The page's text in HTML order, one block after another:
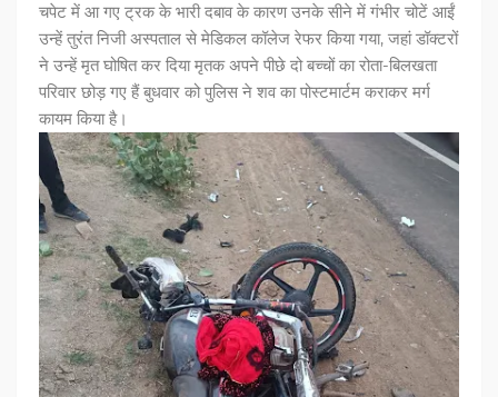
चपेट में आ गए ट्रक के भारी दबाव के कारण उनके सीने में गंभीर चोटें आईं
उन्हें तुरंत निजी अस्पताल से मेडिकल कॉलेज रेफर किया गया, जहां डॉक्टरों
ने उन्हें मृत घोषित कर दिया मृतक अपने पीछे दो बच्चों का रोता-बिलखता
परिवार छोड़ गए हैं बुधवार को पुलिस ने शव का पोस्टमार्टम कराकर मर्ग
कायम किया है।